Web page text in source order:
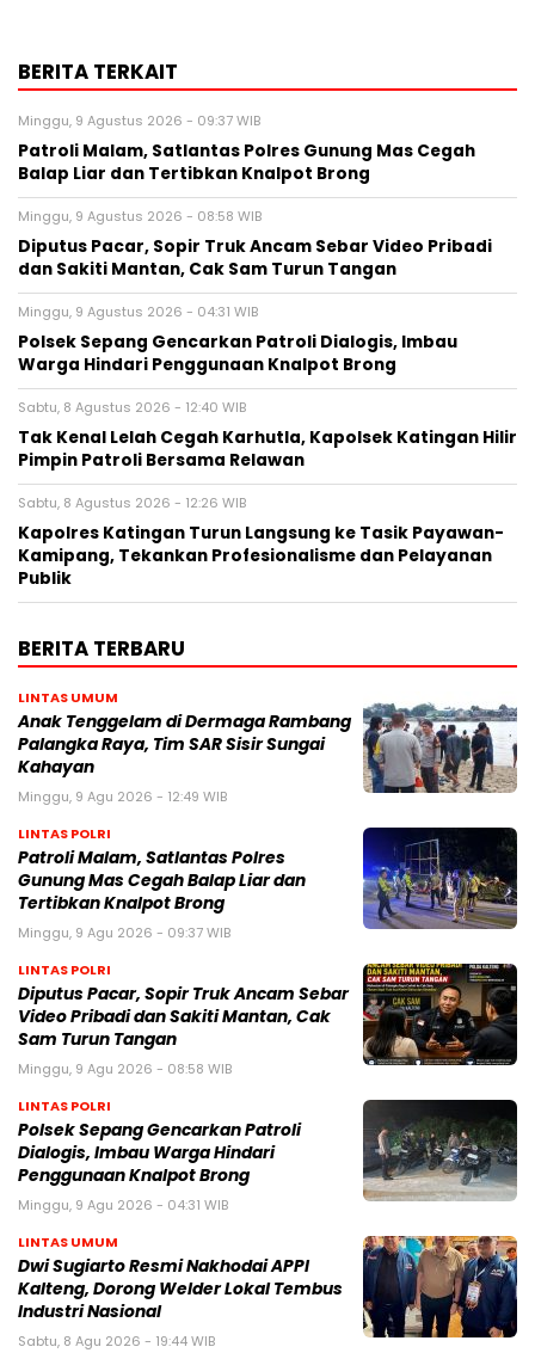
BERITA TERKAIT
Minggu, 9 Agustus 2026 - 09:37 WIB
Patroli Malam, Satlantas Polres Gunung Mas Cegah
Balap Liar dan Tertibkan Knalpot Brong
Minggu, 9 Agustus 2026 - 08:58 WIB
Diputus Pacar, Sopir Truk Ancam Sebar Video Pribadi
dan Sakiti Mantan, Cak Sam Turun Tangan
Minggu, 9 Agustus 2026 - 04:31 WIB
Polsek Sepang Gencarkan Patroli Dialogis, Imbau
Warga Hindari Penggunaan Knalpot Brong
Sabtu, 8 Agustus 2026 - 12:40 WIB
Tak Kenal Lelah Cegah Karhutla, Kapolsek Katingan Hilir
Pimpin Patroli Bersama Relawan
Sabtu, 8 Agustus 2026 - 12:26 WIB
Kapolres Katingan Turun Langsung ke Tasik Payawan-
Kamipang, Tekankan Profesionalisme dan Pelayanan
Publik
BERITA TERBARU
LINTAS UMUM
Anak Tenggelam di Dermaga Rambang
Palangka Raya, Tim SAR Sisir Sungai
Kahayan
Minggu, 9 Agu 2026 - 12:49 WIB
LINTAS POLRI
Patroli Malam, Satlantas Polres
Gunung Mas Cegah Balap Liar dan
Tertibkan Knalpot Brong
Minggu, 9 Agu 2026 - 09:37 WIB
LINTAS POLRI
Diputus Pacar, Sopir Truk Ancam Sebar
Video Pribadi dan Sakiti Mantan, Cak
Sam Turun Tangan
Minggu, 9 Agu 2026 - 08:58 WIB
LINTAS POLRI
Polsek Sepang Gencarkan Patroli
Dialogis, Imbau Warga Hindari
Penggunaan Knalpot Brong
Minggu, 9 Agu 2026 - 04:31 WIB
LINTAS UMUM
Dwi Sugiarto Resmi Nakhodai APPI
Kalteng, Dorong Welder Lokal Tembus
Industri Nasional
Sabtu, 8 Agu 2026 - 19:44 WIB